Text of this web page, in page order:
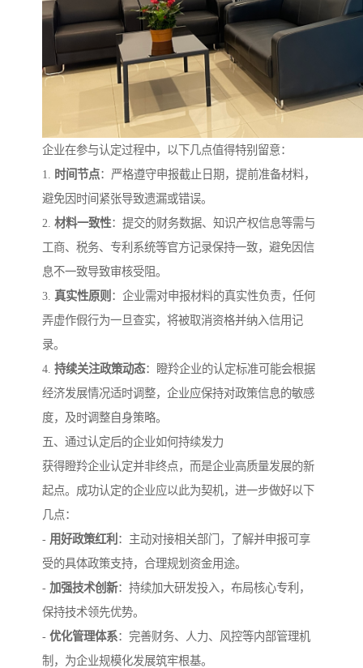
企业在参与认定过程中，以下几点值得特别留意：
1.
时间节点：严格遵守申报截止日期，提前准备材料，
避免因时间紧张导致遗漏或错误。
2. 材料一致性：提交的财务数据、知识产权信息等需与
工商、税务、专利系统等官方记录保持一致，避免因信
息不一致导致审核受阻。
3. 真实性原则 ：企业需对申报材料的真实性负责，任何
弄虚作假行为一旦查实，将被取消资格并纳入信用记
录。
4. 持续关注政策动态：瞪羚企业的认定标准可能会根据
经济发展情况适时调整，企业应保持对政策信息的敏感
度，及时调整自身策略。
五、通过认定后的企业如何持续发力
获得瞪羚企业认定并非终点，而是企业高质量发展的新
起点。成功认定的企业应以此为契机，进一步做好以下
几点：
- 用好政策红利 ：主动对接相关部门，了解并申报可享
受的具体政策支持，合理规划资金用途。
- 加强技术创新：持续加大研发投入，布局核心专利，
保持技术领先优势。
- 优化管理体系：完善财务、人力、风控等内部管理机
制，为企业规模化发展筑牢根基。